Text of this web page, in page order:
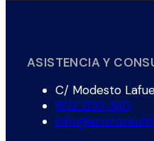
ASISTENCIA Y
C/ Modesto
902 200 360